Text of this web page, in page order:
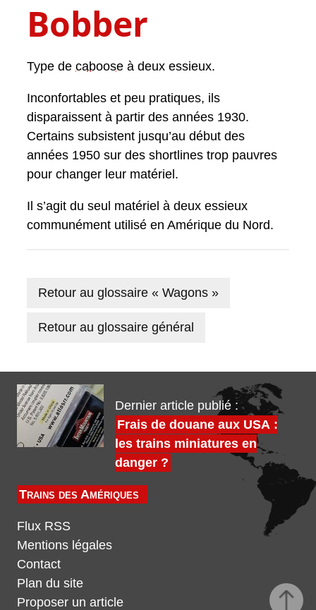
Bobber
Type de caboose à deux essieux.
Inconfortables et peu pratiques, ils
disparaissent à partir des années 1930.
Certains subsistent jusqu’au début des
années 1950 sur des shortlines trop pauvres
pour changer leur matériel.
Il s’agit du seul matériel à deux essieux
communément utilisé en Amérique du Nord.
Retour au glossaire « Wagons »
Retour au glossaire général
Dernier article publié :
Frais de douane aux USA :
les trains miniatures en
danger ?
Trains des Amériques
Flux RSS
Mentions légales
Contact
Plan du site
Proposer un article